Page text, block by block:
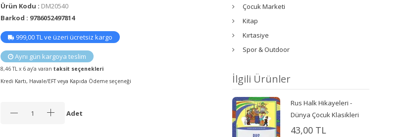
Ürün Kodu : DM20540
Barkod : 9786052497814
999,00 TL ve üzeri ücretsiz kargo
Aynı gün kargoya teslim
8,46 TL x 6 ay’a varan taksit seçenekleri
Kredi Kartı, Havale/EFT veya Kapıda Ödeme seçeneği
Adet
Çocuk Marketi
Kitap
Kırtasiye
Spor & Outdoor
İlgili Ürünler
Rus Halk Hikayeleri -
Dünya Çocuk Klasikleri
43,00 TL